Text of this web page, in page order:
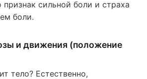
признак сильной боли и страха
боли.
и движения (положение
тело? Естественно,